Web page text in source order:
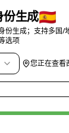
份生成🇪🇸
份生成；支持多国/
选项
您正在查看